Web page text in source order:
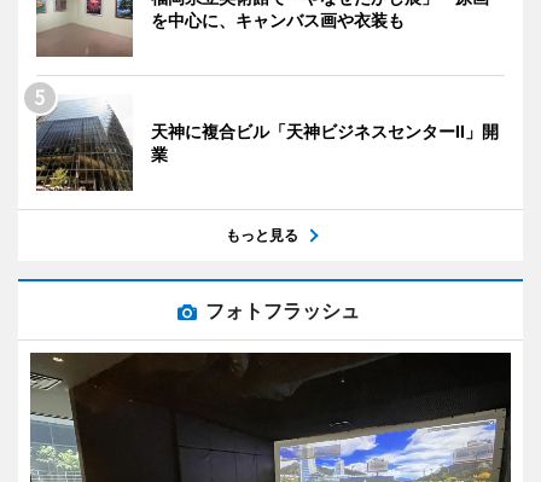
を中心に、キャンバス画や衣装も
天神に複合ビル「天神ビジネスセンターII」開
業
もっと見る
フォトフラッシュ